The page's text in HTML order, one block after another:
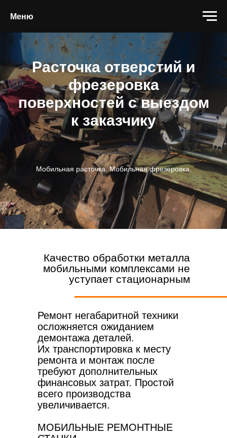
Меню
Расточка отверстий и
фрезеровка
поверхностей с выездом
к заказчику
Мобильная расточка. Мобильная фрезеровка.
Ремонт негабаритной техники
осложняется ожиданием
демонтажа деталей.
Их транспортировка к месту
ремонта и монтаж после
требуют дополнительных
финансовых затрат. Простой
всего производства
увеличивается.
МОБИЛЬНЫЕ РЕМОНТНЫЕ
Качество обработки металла
мобильными комплексами не
уступает стационарным